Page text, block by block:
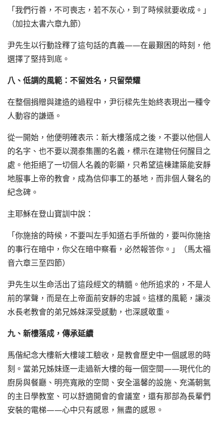
「我們行善，不可喪志，若不灰心，到了時候就要收成。」
（加拉太書六章九節）
尹先生以行動詮釋了這句話的真義——在最艱困的時刻，他
選擇了堅持到底。
八、低調的風範：不留姓名，只留榮耀
在整個捐贈與建造的過程中，尹衍樑先生始終表現出一種令
人動容的謙遜。
從一開始，他便明確表示：新大樓落成之後，不要以他個人
的名字、也不要以潤泰集團的名義，標示在建物任何醒目之
處。他拒絕了一切個人名義的彰顯，只希望這棟建築能安靜
地服事上帝的教會，成為信仰事工的基地，而非個人聲名的
紀念碑。
主耶穌在登山寶訓中說：
「你施捨的時候，不要叫左手知道右手所做的，要叫你施捨
的事行在暗中，你父在暗中察看，必然報答你。」（馬太福
音六章三至四節）
尹先生以生命活出了這段經文的精髓。他所追求的，不是人
前的掌聲，而是在上帝面前安靜的忠誠。這樣的風範，讓淡
水長老教會的弟兄姊妹深受感動，也深感敬重。
九、新樓落成，傳承延續
馬偕紀念大樓新大樓竣工驗收，是教會歷史中一個感恩的時
刻。當弟兄姊妹逐一走過新大樓的每一個空間——現代化的
廚房與餐廳、明亮寬敞的空間、安全溫馨的設施、充滿朝氣
的主日學教室、可以舒適開會的會議室，還有那部為長輩們
安裝的電梯——心中只有感恩，無盡的感恩。